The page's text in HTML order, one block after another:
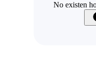
No existen